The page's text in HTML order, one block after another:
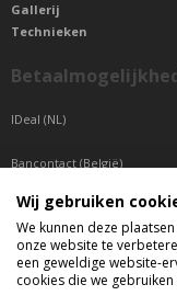
Gallerij
Technieken
IDeal (NL)
Bancontact (België)
Sepa betaling (Overige
Telefonisch
Wij gebruiken
We kunnen deze
onze website te
een geweldige website-
cookies die we